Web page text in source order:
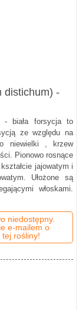
distichum) -
- biała forsycja to
ze względu na
niewielki , krzew
Pionowo rosnące
jajowatym i
Ułożone są
włoskami.
niedostępny.
e-mailem o
rośliny!